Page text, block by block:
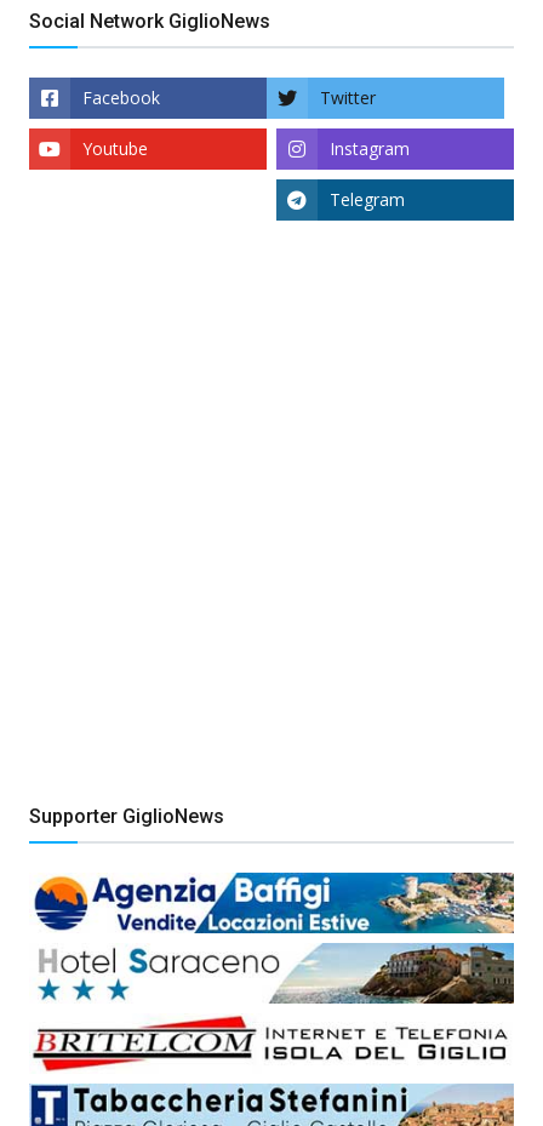
Social Network GiglioNews
Facebook Twitter
Instagram
Youtube
Telegram
Supporter GiglioNews